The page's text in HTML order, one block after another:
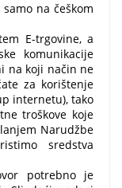
na češkom
E-trgovine, a
komunikacije
na koji način ne
za korištenje
internetu), tako
troškove koje
Narudžbe
sredstva
potrebno je